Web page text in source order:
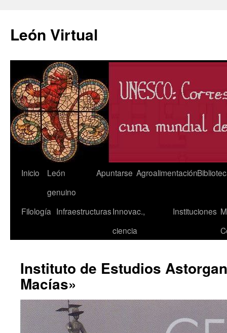
León Virtual
Saltar
contenido
Inicio
León
genuino
Apuntarse Agroalimentación
Filología InfraestructurasInnovac.,
ciencia
Instituciones
Instituto de Estudios
Macías»